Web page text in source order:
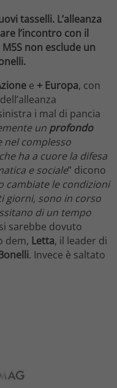
tasselli. L’alleanza
l’incontro con il
non esclude un
e + Europa, con
i mal di pancia
un profondo
nel complesso
ha a cuore la difesa
e sociale” dicono
cambiate le condizioni
giorni, sono in corso
di un tempo
sarebbe dovuto
dem, Letta, il leader di
. Invece è saltato